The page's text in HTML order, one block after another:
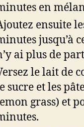
en
ensuite
jusqu’à
ai plus de
le lait de
sucre et les
grass) et